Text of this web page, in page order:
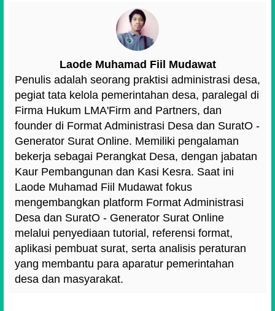
Laode Muhamad Fiil Mudawat
Penulis adalah seorang praktisi administrasi desa,
pegiat tata kelola pemerintahan desa, paralegal di
Firma Hukum LMA'Firm and Partners, dan
founder di Format Administrasi Desa dan SuratO -
Generator Surat Online. Memiliki pengalaman
bekerja sebagai Perangkat Desa, dengan jabatan
Kaur Pembangunan dan Kasi Kesra. Saat ini
Laode Muhamad Fiil Mudawat fokus
mengembangkan platform Format Administrasi
Desa dan SuratO - Generator Surat Online
melalui penyediaan tutorial, referensi format,
aplikasi pembuat surat, serta analisis peraturan
yang membantu para aparatur pemerintahan
desa dan masyarakat.